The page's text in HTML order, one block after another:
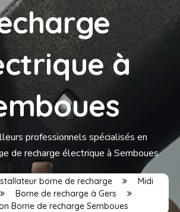
à
professionnels spécialisés en
de recharge électrique à Semboues
borne de recharge
Midi
Borne de recharge à Gers
Borne de recharge Semboues